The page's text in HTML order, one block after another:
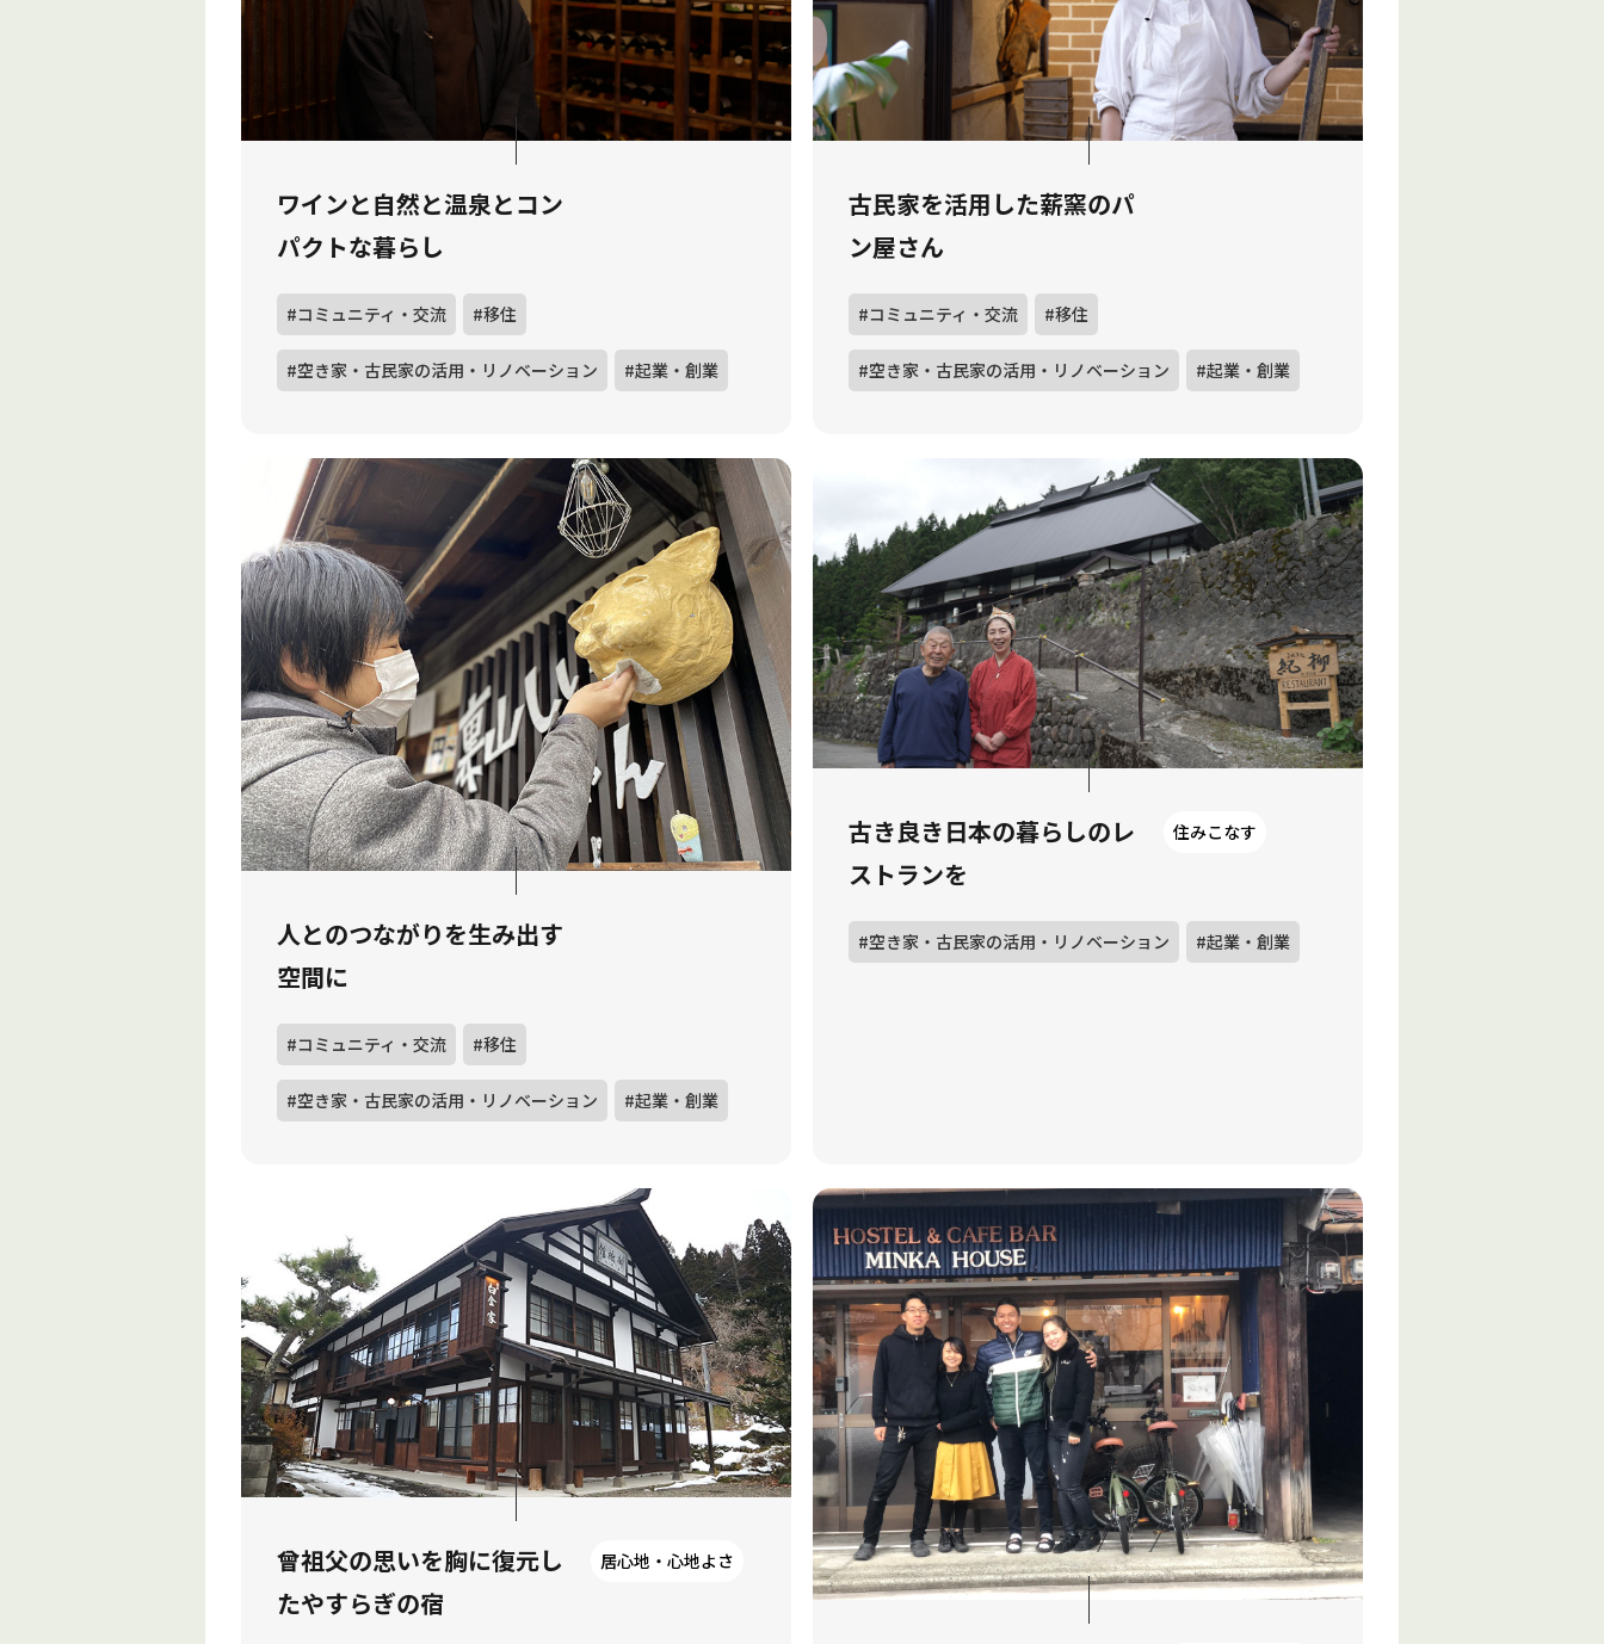
ワインと自然と温泉とコン
パクトな暮らし
#コミュニティ・交流 #移住
#空き家・古民家の活用・リノベーション #起業・創業
古民家を活用した薪窯のパ
ン屋さん
#コミュニティ・交流 #移住
#空き家・古民家の活用・リノベーション #起業・創業
人とのつながりを生み出す
空間に
#コミュニティ・交流 #移住
#空き家・古民家の活用・リノベーション #起業・創業
古き良き日本の暮らしのレ
ストランを
住みこなす
#空き家・古民家の活用・リノベーション #起業・創業
曾祖父の思いを胸に復元し
たやすらぎの宿
居心地・心地よさ